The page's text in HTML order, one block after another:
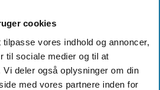
cookies
vores indhold og annoncer,
til sociale medier og til at
deler også oplysninger om din
med vores partnere inden for